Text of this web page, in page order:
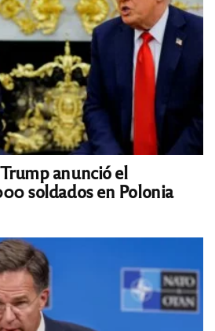
anunció el
soldados en Polonia